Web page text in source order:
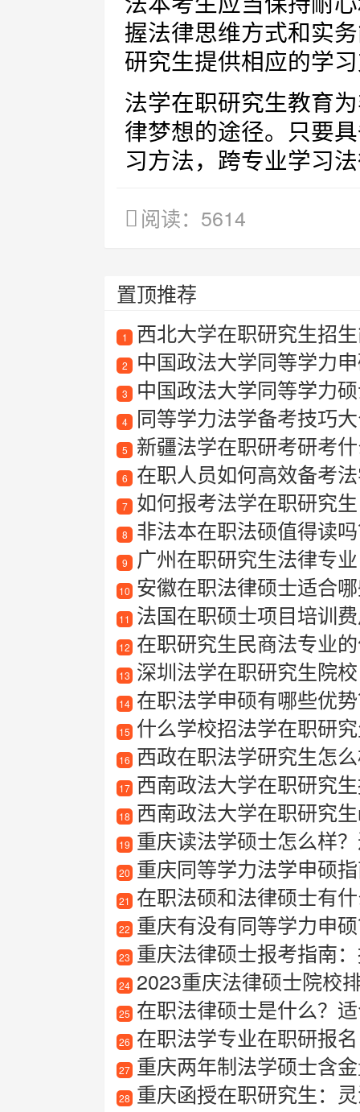
握法律思维方式和实
研究生提供相应的学
法学在职研究生教育
律梦想的途径。只要
习方法，跨专业学习
阅读：5614
置顶推荐
1 西北大学在职研究生招
2 中国政法大学同等学力
3 中国政法大学同等学力
4 同等学力法学备考技巧
5 新疆法学在职研考研考
6 在职人员如何高效备考
7 如何报考法学在职研究生
8 非法本在职法硕值得读
9 广州在职研究生法律专业
10 安徽在职法律硕士适合哪
11 法国在职硕士项目培训费
12 在职研究生民商法专业
13 深圳法学在职研究生院校
14 在职法学申硕有哪些优
15 什么学校招法学在职研
16 西政在职法学研究生怎
17 西南政法大学在职研究
18 西南政法大学在职研究
19 重庆读法学硕士怎么样
20 重庆同等学力法学申硕指南
21 在职法硕和法律硕士有什
22 重庆有没有同等学力申硕？
23 重庆法律硕士报考指南：
24 2023重庆法律硕士院校
25 在职法律硕士是什么？
26 在职法学专业在职研报名
27 重庆两年制法学硕士含
28 重庆函授在职研究生：